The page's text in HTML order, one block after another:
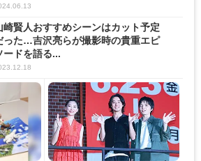
崎賢人おすすめシーンはカット予定
った…吉沢亮らが撮影時の貴重エピ
ードを語る...